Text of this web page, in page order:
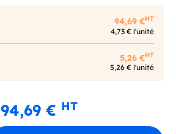
94,69 €HT
4,73 € l'unité
5,26 €HT
5,26 € l'unité
94,69 € HT